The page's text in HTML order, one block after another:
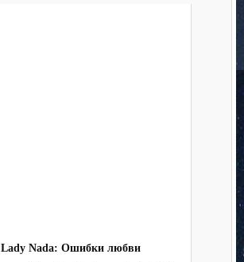
Lady Nada: Ошибки любви